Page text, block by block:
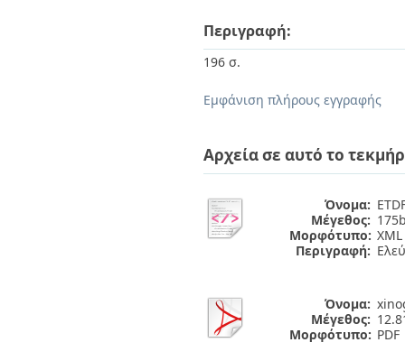
Περιγραφή:
196 σ.
Εμφάνιση πλήρους εγγραφής
Αρχεία σε αυτό το
Όνομα:
Μέγεθος:
Μορφότυπο: XML
Περιγραφή:
Όνομα:
Μέγεθος:
Μορφότυπο: PDF